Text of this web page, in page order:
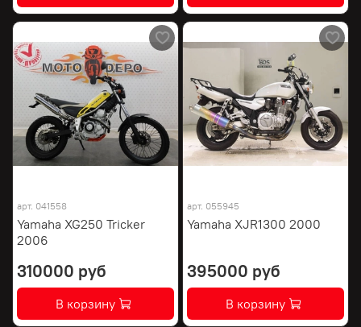
арт. 041558
Yamaha XG250 Tricker
2006
310000 руб
В корзину
арт. 055945
Yamaha XJR1300 2000
395000 руб
В корзину